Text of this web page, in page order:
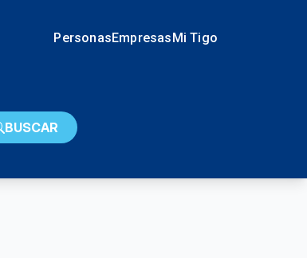
PersonasEmpresasMi Tigo
BUSCAR